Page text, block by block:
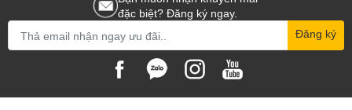
DSLR & mirrorless cameras:
2 cameras + 4 lenses / 1 camera + 5
lenses;
đặc biệt? Đăng ký ngay.
Đăng ký